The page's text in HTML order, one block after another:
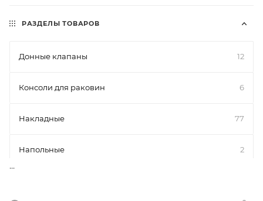
РАЗДЕЛЫ ТОВАРОВ
Донные клапаны 12
Консоли для раковин 6
Накладные 77
Напольные 2
...